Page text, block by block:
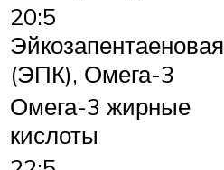
20:5
Эйкозапентаеновая
(ЭПК), Омега-3
Омега-3 жирные
кислоты